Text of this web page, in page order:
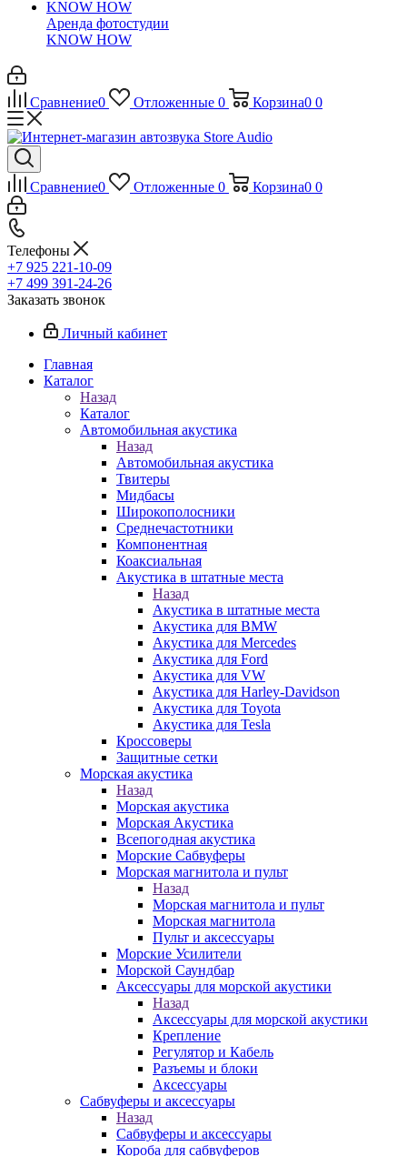
Аренда фотостудии
KNOW HOW
Сравнение0 Отложенные 0 Корзина0 0
Сравнение0 Отложенные 0 Корзина0 0
Телефоны
+7 925 221-10-09
+7 499 391-24-26
Заказать звонок
Личный кабинет
Главная
Каталог
Назад
Каталог
Автомобильная акустика
Назад
Автомобильная акустика
Твитеры
Мидбасы
Широкополосники
Среднечастотники
Компонентная
Коаксиальная
Акустика в штатные места
Назад
Акустика в штатные места
Акустика для BMW
Акустика для Mercedes
Акустика для Ford
Акустика для VW
Акустика для Harley-Davidson
Акустика для Toyota
Акустика для Tesla
Кроссоверы
Защитные сетки
Морская акустика
Назад
Морская акустика
Морская Акустика
Всепогодная акустика
Морские Сабвуферы
Морская магнитола и пульт
Назад
Морская магнитола и пульт
Морская магнитола
Пульт и аксессуары
Морские Усилители
Морской Cаундбар
Аксессуары для морской акустики
Назад
Аксессуары для морской акустики
Крепление
Регулятор и Кабель
Разъемы и блоки
Аксессуары
Сабвуферы и аксессуары
Назад
Сабвуферы и аксессуары
Короба для сабвуферов